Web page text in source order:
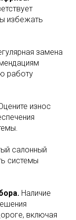
избежать
замена
работу
износ
салонный
системы
Наличие
включая